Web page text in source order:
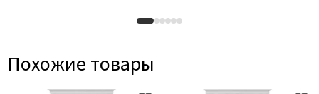
Похожие товары